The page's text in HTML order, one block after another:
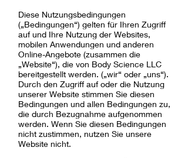
Diese Nutzungsbedingungen
(„Bedingungen“) gelten für Ihren Zugriff
auf und Ihre Nutzung der Websites,
mobilen Anwendungen und anderen
Online-Angebote (zusammen die
„Website“), die von Body Science LLC
bereitgestellt werden. („wir“ oder „uns“).
Durch den Zugriff auf oder die Nutzung
unserer Website stimmen Sie diesen
Bedingungen und allen Bedingungen zu,
die durch Bezugnahme aufgenommen
werden. Wenn Sie diesen Bedingungen
nicht zustimmen, nutzen Sie unsere
Website nicht.